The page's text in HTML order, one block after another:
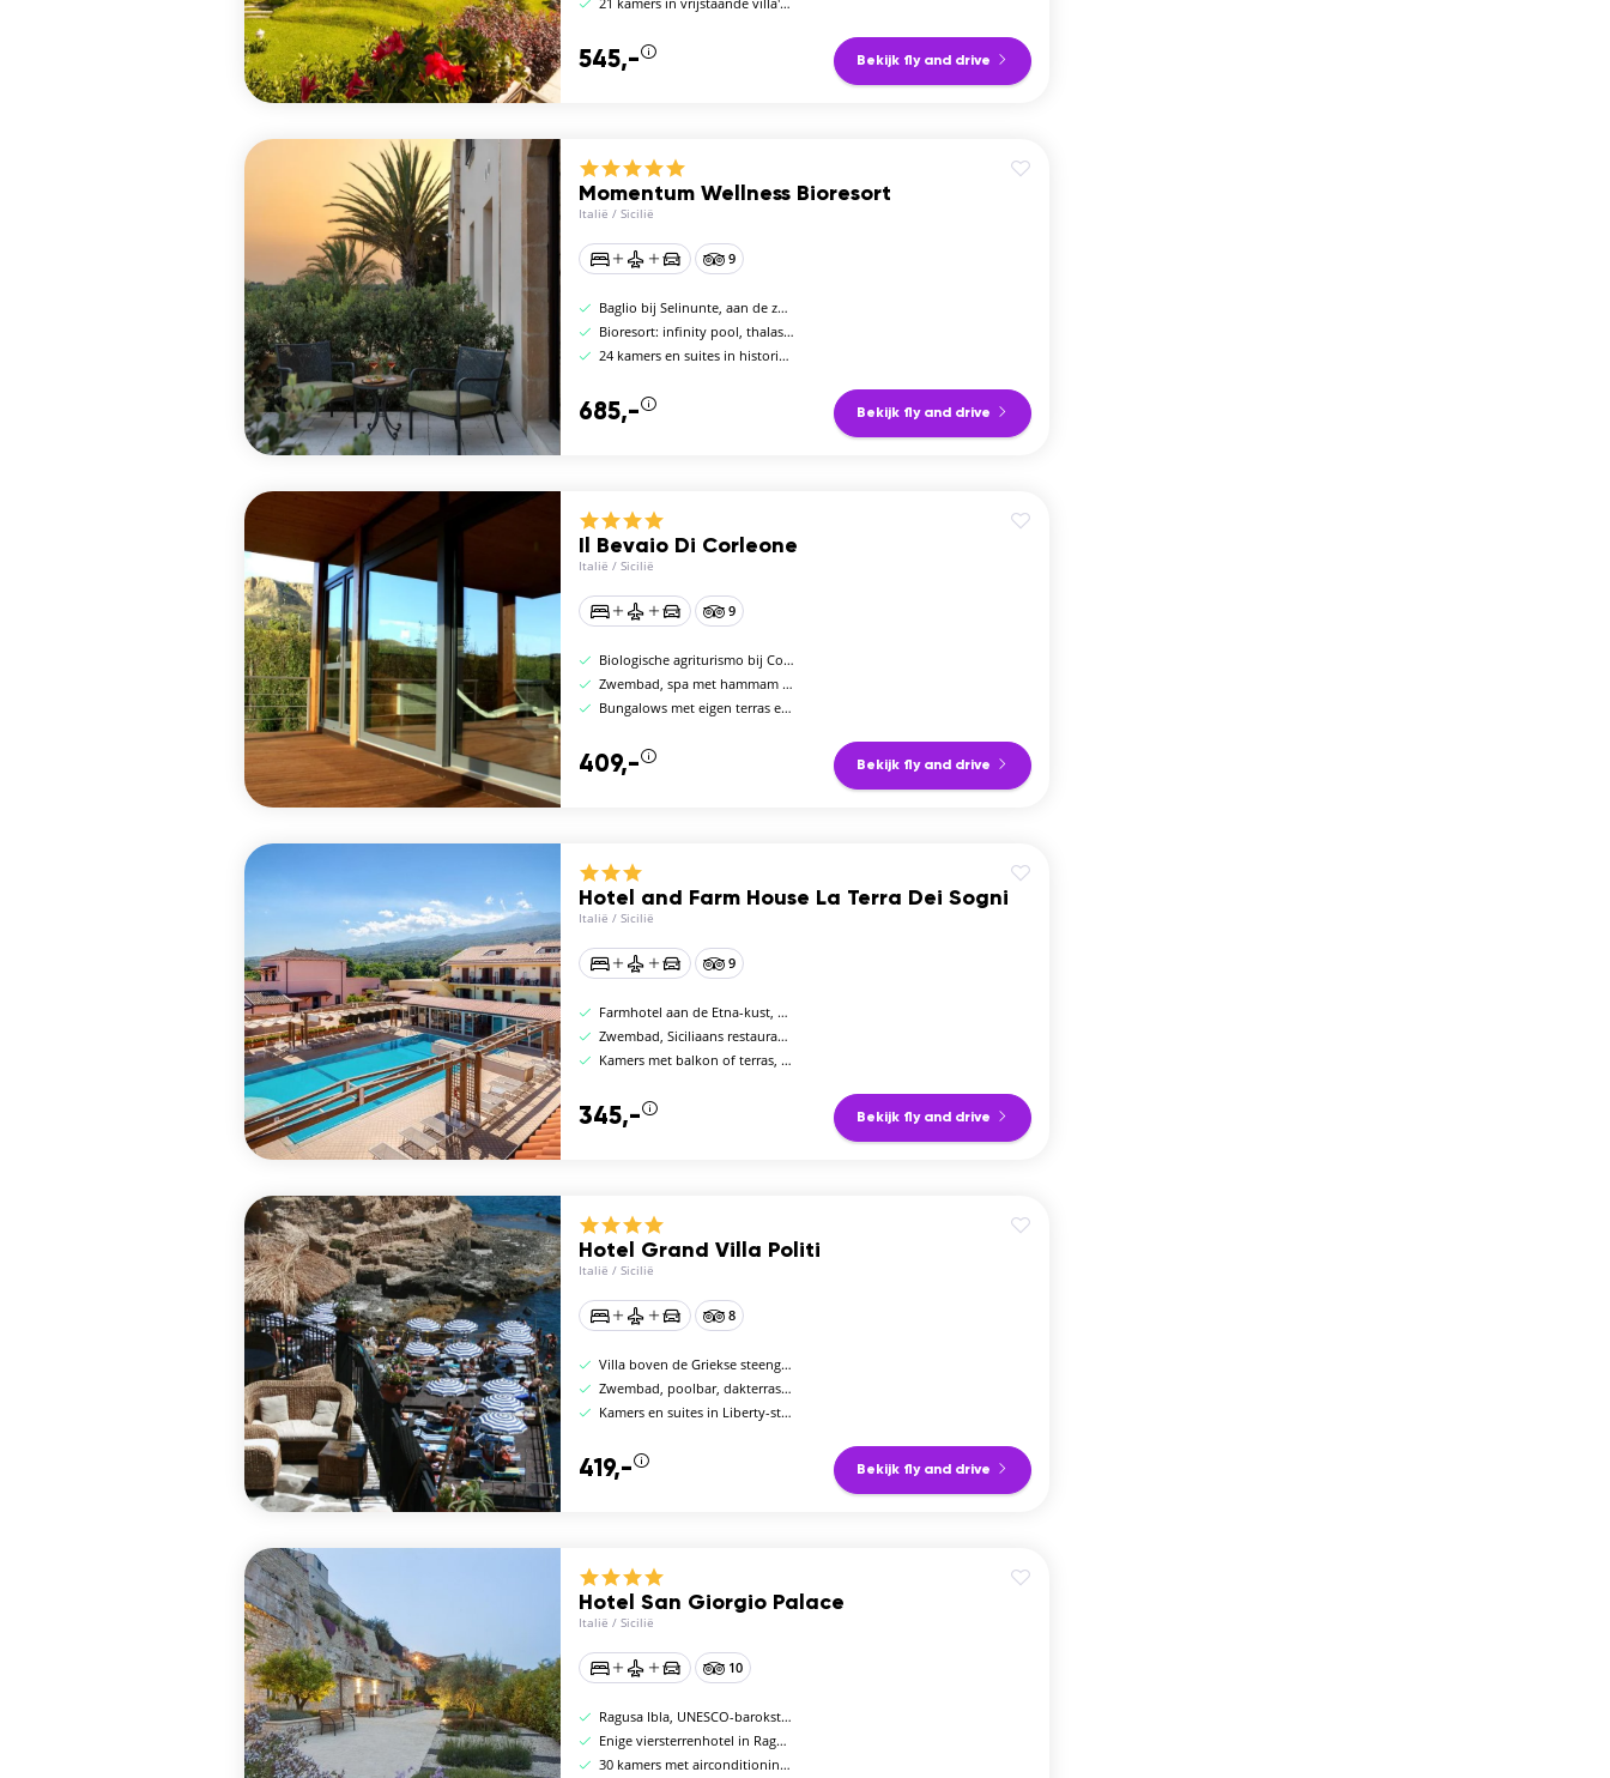
545,- Bekijk fly and drive
Momentum Wellness Bioresort
Italië / Sicilië
9
Baglio bij Selinunte, aan de zuidwestkust
Bioresort: infinity pool, thalasso-spa en yoga
24 kamers en suites in historisch baglio
685,- Bekijk fly and drive
Il Bevaio Di Corleone
Italië / Sicilië
9
Biologische agriturismo bij Corleone, 600 m hoogte
Zwembad, spa met hammam en biologisch restaurant
Bungalows met eigen terras en pergola
409,- Bekijk fly and drive
Hotel and Farm House La Terra Dei Sogni
Italië / Sicilië
9
Farmhotel aan de Etna-kust, 15 km van Taormina
Zwembad, Siciliaans restaurant en privéhelipad
Kamers met balkon of terras, airco en minibar
345,- Bekijk fly and drive
Hotel Grand Villa Politi
Italië / Sicilië
8
Villa boven de Griekse steengroeven van Siracusa
Zwembad, poolbar, dakterras en ontbijtbuffet
Kamers en suites in Liberty-stijl, optie zeezicht
419,- Bekijk fly and drive
Hotel San Giorgio Palace
Italië / Sicilië
10
Ragusa Ibla, UNESCO-barokstad, voormalig klooster 18e eeuw
Enige viersterrenhotel in Ragusa Ibla, dakterras
30 kamers met airconditioning en minibar